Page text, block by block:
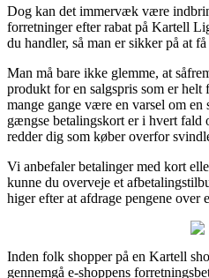
Dog kan det immervæk være
forretninger efter rabat på Kartell
du handler, så man er sikker på at
Man må bare ikke glemme, at
produkt for en salgspris som er helt
mange gange være en varsel om
gængse betalingskort er i hvert fald
redder dig som køber overfor
Vi anbefaler betalinger med kort
kunne du overveje et
higer efter at afdrage pengene over
Inden folk shopper på en Kartell
gennemgå e-shoppens